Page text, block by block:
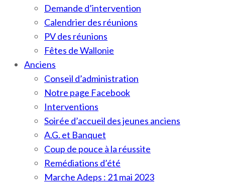
Demande d’intervention
Calendrier des réunions
PV des réunions
Fêtes de Wallonie
Anciens
Conseil d’administration
Notre page Facebook
Interventions
Soirée d’accueil des jeunes anciens
A.G. et Banquet
Coup de pouce à la réussite
Remédiations d’été
Marche Adeps : 21 mai 2023